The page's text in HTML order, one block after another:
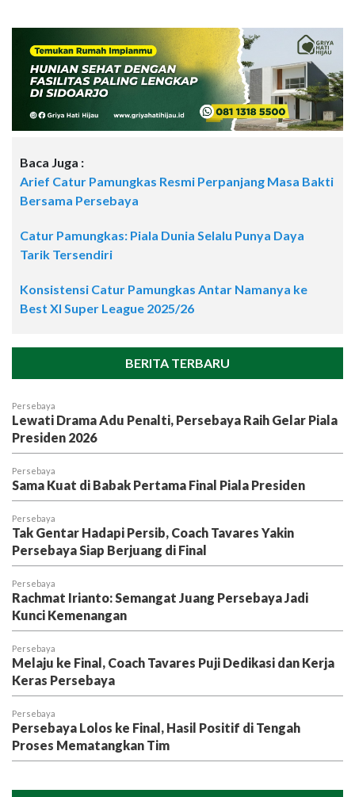
Baca Juga :
Arief Catur Pamungkas Resmi Perpanjang Masa Bakti
Bersama Persebaya
Catur Pamungkas: Piala Dunia Selalu Punya Daya
Tarik Tersendiri
Konsistensi Catur Pamungkas Antar Namanya ke
Best XI Super League 2025/26
BERITA TERBARU
Persebaya
Lewati Drama Adu Penalti, Persebaya Raih Gelar Piala
Presiden 2026
Persebaya
Sama Kuat di Babak Pertama Final Piala Presiden
Persebaya
Tak Gentar Hadapi Persib, Coach Tavares Yakin
Persebaya Siap Berjuang di Final
Persebaya
Rachmat Irianto: Semangat Juang Persebaya Jadi
Kunci Kemenangan
Persebaya
Melaju ke Final, Coach Tavares Puji Dedikasi dan Kerja
Keras Persebaya
Persebaya
Persebaya Lolos ke Final, Hasil Positif di Tengah
Proses Mematangkan Tim